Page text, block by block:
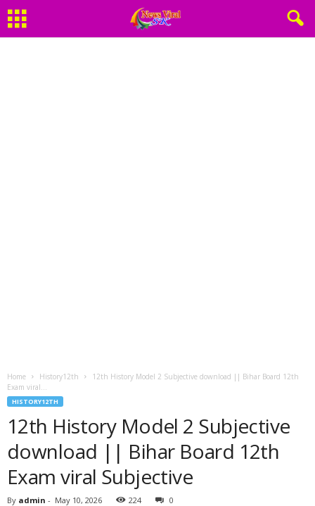
Home History12th
12th History Model 2 Subjective download || Bihar Board 12th
Exam viral...
HISTORY12TH
12th History Model 2 Subjective
download || Bihar Board 12th
Exam viral Subjective
By admin - May 10, 2026 224 0